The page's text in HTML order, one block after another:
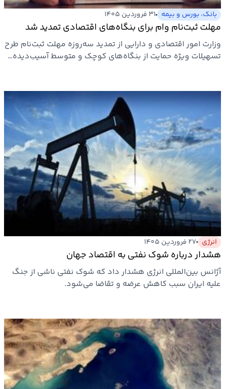
خودرو
عمومی
نوتیف
بانک، بورس و بیمه ۳۱ فروردین ۱۴۰۵
مهلت ثبت‌نام وام برای بنگاه‌های اقتصادی تمدید شد
وزارت امور اقتصادی و دارایی از تمدید سه‌روزه مهلت ثبت‌نام طرح
تسهیلات ویژه حمایت از بنگاه‌های کوچک و متوسط آسیب‌دیده…
انرژی ۲۷ فروردین ۱۴۰۵
هشدار درباره شوک نفتی به اقتصاد جهان
آژانس بین‌المللی انرژی هشدار داد که شوک نفتی ناشی از جنگ
علیه ایران سبب کاهش عرضه و تقاضا می‌شود.